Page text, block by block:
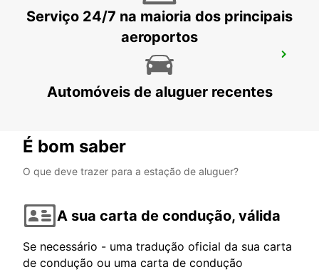
ZANZIBAR CITY CHAUFFEUR DRIVE
Serviço 24/7 na maioria dos principais
aeroportos
Automóveis de aluguer recentes
É bom saber
O que deve trazer para a estação de aluguer?
A sua carta de condução, válida
Se necessário - uma tradução oficial da sua carta
de condução ou uma carta de condução